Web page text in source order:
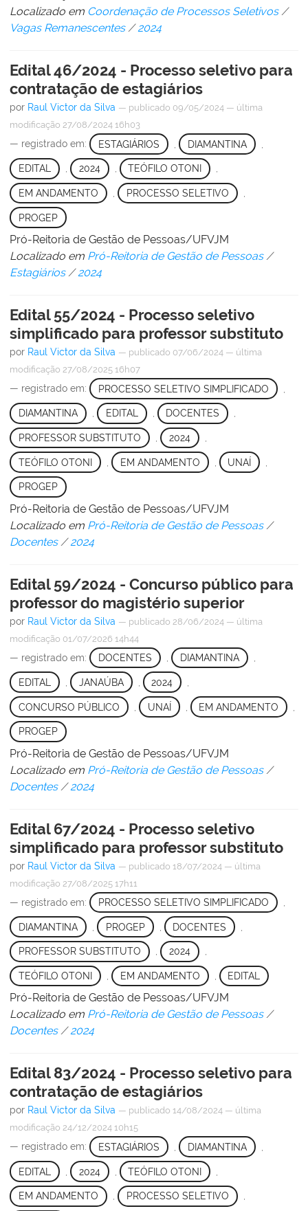
Localizado em Coordenação de Processos Seletivos /
Vagas Remanescentes /2024
Edital 46/2024 - Processo seletivo para
contratação de estagiários
por Raul Victor da Silva — publicado 09/05/2024 — última
modificação 27/08/2024 16h03
— registrado em: ESTAGIÁRIOS DIAMANTINA
EDITAL , 2024 , TEÓFILO OTONI ,
EM ANDAMENTO PROCESSO SELETIVO
PROGEP
Pró-Reitoria de Gestão de Pessoas/UFVJM
Localizado em Pró-Reitoria de Gestão de Pessoas /
Estagiários /2024
Edital 55/2024 - Processo seletivo
simplificado para professor substituto
por Raul Victor da Silva — publicado 07/06/2024 — última
modificação 27/08/2025 16h07
— registrado em: PROCESSO SELETIVO SIMPLIFICADO
DIAMANTINA , EDITAL , DOCENTES ,
PROFESSOR SUBSTITUTO 2024
TEÓFILO OTONI EM ANDAMENTO UNAÍ
PROGEP
Pró-Reitoria de Gestão de Pessoas/UFVJM
Localizado em Pró-Reitoria de Gestão de Pessoas /
Docentes /2024
Edital 59/2024 - Concurso público para
professor do magistério superior
por Raul Victor da Silva — publicado 28/06/2024 — última
modificação 01/07/2026 14h44
— registrado em: DOCENTES DIAMANTINA
EDITAL JANAÚBA 2024
CONCURSO PÚBLICO UNAÍ EM ANDAMENTO
PROGEP
Pró-Reitoria de Gestão de Pessoas/UFVJM
Localizado em Pró-Reitoria de Gestão de Pessoas /
Docentes /2024
Edital 67/2024 - Processo seletivo
simplificado para professor substituto
por Raul Victor da Silva — publicado 18/07/2024 — última
modificação 27/08/2025 17h11
— registrado em: PROCESSO SELETIVO SIMPLIFICADO
DIAMANTINA PROGEP DOCENTES
PROFESSOR SUBSTITUTO , 2024 ,
TEÓFILO OTONI EM ANDAMENTO EDITAL
Pró-Reitoria de Gestão de Pessoas/UFVJM
Localizado em Pró-Reitoria de Gestão de Pessoas /
Docentes /2024
Edital 83/2024 - Processo seletivo para
contratação de estagiários
por Raul Victor da Silva — publicado 14/08/2024 — última
modificação 24/12/2024 10h15
— registrado em: ESTAGIÁRIOS DIAMANTINA
EDITAL 2024 TEÓFILO OTONI
EM ANDAMENTO , PROCESSO SELETIVO ,